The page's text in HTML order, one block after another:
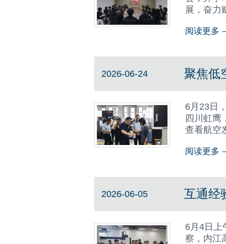
展，奋力赋能制造
阅读更多
2026-06-24 聚焦低
6月23日
四川虹鹰
查看航空
造能力，
阅读更多
2026-06-05 互通经
6月4日上
察，内江